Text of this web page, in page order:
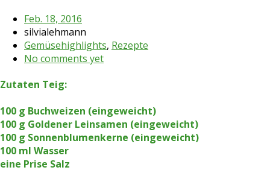
Feb. 18, 2016
silvialehmann
Gemüsehighlights, Rezepte
No comments yet
Zutaten Teig:
100 g Buchweizen (eingeweicht)
100 g Goldener Leinsamen (eingeweicht)
100 g Sonnenblumenkerne (eingeweicht)
100 ml Wasser
eine Prise Salz